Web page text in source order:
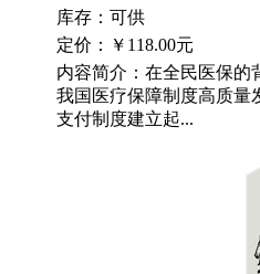
库存：可供
定价：
￥118.00元
内容简介：在全民医保的
我国医疗保障制度高质量
支付制度建立起...